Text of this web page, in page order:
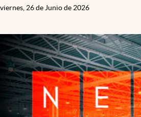
viernes, 26 de Junio de 2026